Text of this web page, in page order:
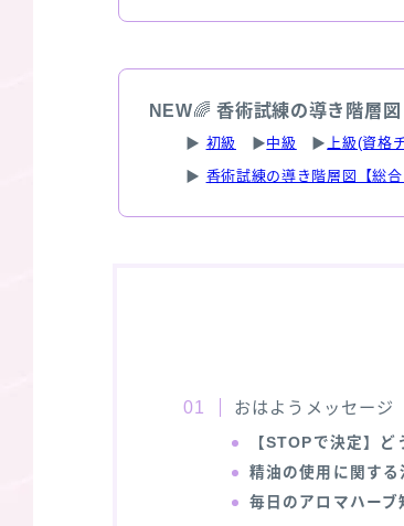
NEW🌈香術試練の導き階層
▶ 初級 ▶中級 ▶ 上級(資格
▶ 香術試練の導き階層図【総
おはようメッセージ
【STOPで決定】
精油の使用に関する
毎日のアロマハー